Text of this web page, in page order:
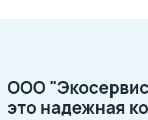
ООО
это надежная